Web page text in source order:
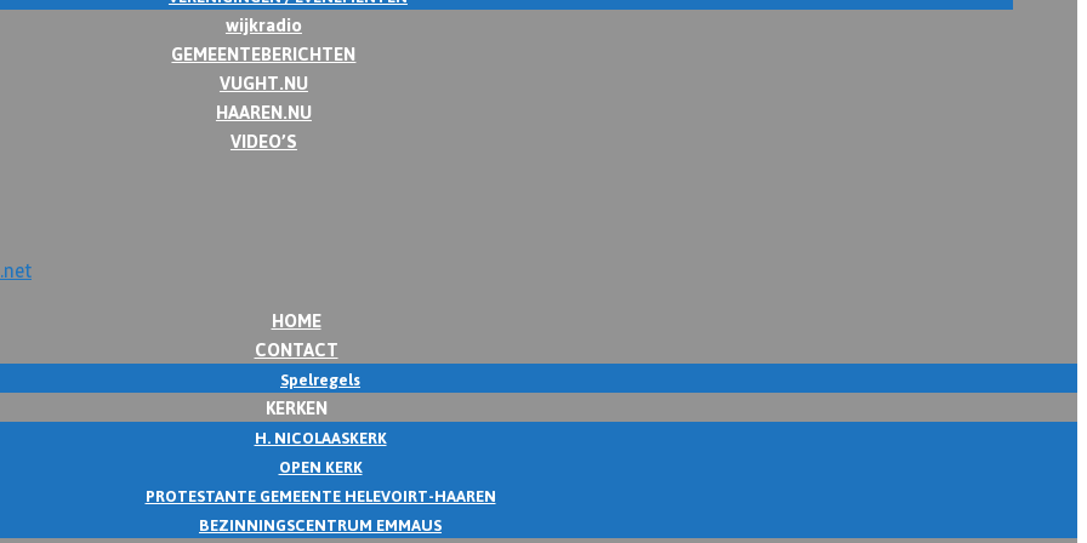
wijkradio
GEMEENTEBERICHTEN
VUGHT.NU
HAAREN.NU
VIDEO’S
HOME
CONTACT
Spelregels
KERKEN
H. NICOLAASKERK
OPEN KERK
PROTESTANTE GEMEENTE HELEVOIRT-HAAREN
BEZINNINGSCENTRUM EMMAUS